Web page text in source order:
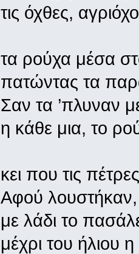
τις όχθες,
τα ρούχα μέσα
πατώντας τα
Σαν τα ’πλυναν
η κάθε μια, το
κει που τις
Αφού λουστήκαν,
με λάδι το
μέχρι του ήλιου